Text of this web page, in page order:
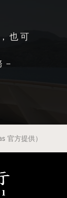
也可
官方提供）